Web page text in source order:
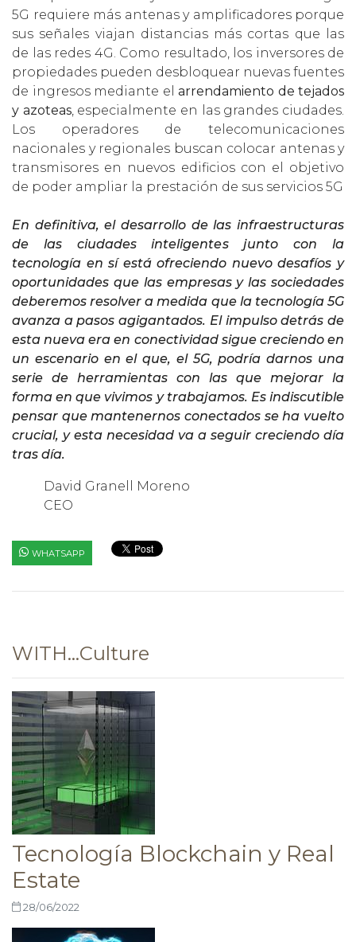
5G requiere más antenas y amplificadores porque
sus señales viajan distancias más cortas que las
de las redes 4G. Como resultado, los inversores de
propiedades pueden desbloquear nuevas fuentes
de ingresos mediante el arrendamiento de tejados
y azoteas, especialmente en las grandes ciudades.
Los operadores de telecomunicaciones
nacionales y regionales buscan colocar antenas y
transmisores en nuevos edificios con el objetivo
de poder ampliar la prestación de sus servicios 5G
En definitiva, el desarrollo de las infraestructuras
de las ciudades inteligentes junto con la
tecnología en sí está ofreciendo nuevo desafíos y
oportunidades que las empresas y las sociedades
deberemos resolver a medida que la tecnología 5G
avanza a pasos agigantados. El impulso detrás de
esta nueva era en conectividad sigue creciendo en
un escenario en el que, el 5G, podría darnos una
serie de herramientas con las que mejorar la
forma en que vivimos y trabajamos. Es indiscutible
pensar que mantenernos conectados se ha vuelto
crucial, y esta necesidad va a seguir creciendo día
tras día.
David Granell Moreno
CEO
WHATSAPP
WITH…Culture
Tecnología Blockchain y Real
Estate
28/06/2022